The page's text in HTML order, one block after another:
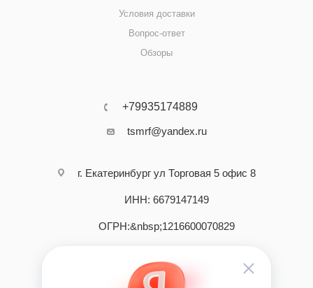
Условия доставки
Вопрос-ответ
Обзоры
+79935174889
tsmrf@yandex.ru
г. Екатеринбург ул Торговая 5 офис 8
ИНН: 6679147149
ОГРН:&nbsp;1216600070829